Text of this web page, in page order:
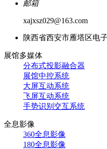
邮箱
xajxsz029@163.com
陕西省西安市雁塔区电
展馆多媒体
分布式投影融合器
展馆中控系统
大屏互动系统
飞屏互动系统
手势识别交互系统
全息影像
360全息影像
180全息影像